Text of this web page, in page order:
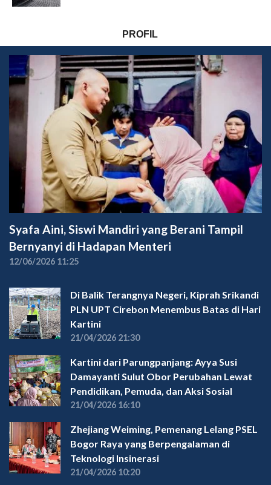
PROFIL
Syafa Aini, Siswi Mandiri yang Berani Tampil
Bernyanyi di Hadapan Menteri
12/06/2026 11:25
Di Balik Terangnya Negeri, Kiprah Srikandi
PLN UPT Cirebon Menembus Batas di Hari
Kartini
21/04/2026 21:30
Kartini dari Parungpanjang: Ayya Susi
Damayanti Sulut Obor Perubahan Lewat
Pendidikan, Pemuda, dan Aksi Sosial
21/04/2026 16:10
Zhejiang Weiming, Pemenang Lelang PSEL
Bogor Raya yang Berpengalaman di
Teknologi Insinerasi
21/04/2026 10:20